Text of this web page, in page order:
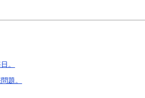
。
題。